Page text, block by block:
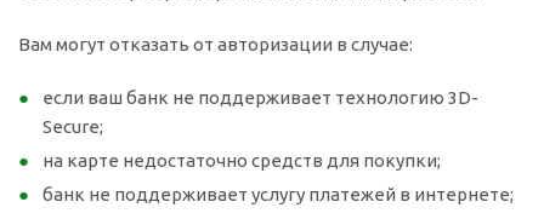
Вам могут отказать от авторизации в случае:
если ваш банк не поддерживает технологию 3D-
Secure;
на карте недостаточно средств для покупки;
банк не поддерживает услугу платежей в интернете;